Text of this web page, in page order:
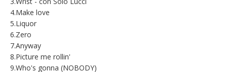
4.Make love
5.Liquor
6.Zero
7.Anyway
8.Picture me rollin'
9.Who's gonna (NOBODY)